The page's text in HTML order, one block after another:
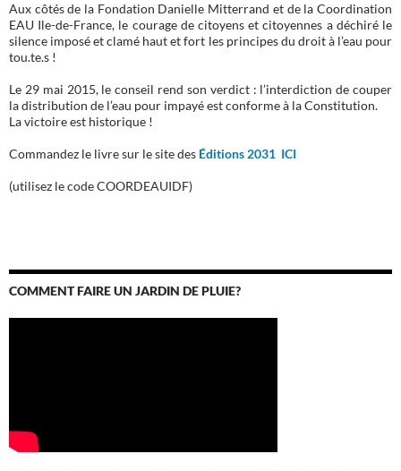
Aux côtés de la Fondation Danielle Mitterrand et de la Coordination
EAU Ile-de-France, le courage de citoyens et citoyennes a déchiré le
silence imposé et clamé haut et fort les principes du droit à l’eau pour
tou.te.s !
Le 29 mai 2015, le conseil rend son verdict : l’interdiction de couper
la distribution de l’eau pour impayé est conforme à la Constitution.
La victoire est historique !
Commandez le livre sur le site des Éditions 2031 ICI
(utilisez le code COORDEAUIDF)
COMMENT FAIRE UN JARDIN DE PLUIE?